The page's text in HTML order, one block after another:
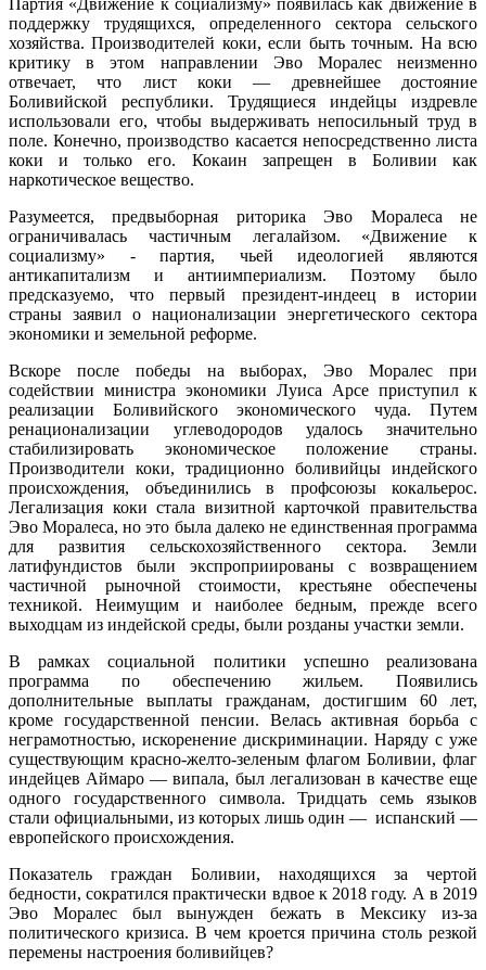
Партия «Движение к социализму» появилась как движение в
поддержку трудящихся, определенного сектора сельского
хозяйства. Производителей коки, если быть точным. На всю
критику в этом направлении Эво Моралес неизменно
отвечает, что лист коки — древнейшее достояние
Боливийской республики. Трудящиеся индейцы издревле
использовали его, чтобы выдерживать непосильный труд в
поле. Конечно, производство касается непосредственно листа
коки и только его. Кокаин запрещен в Боливии как
наркотическое вещество.
Разумеется, предвыборная риторика Эво Моралеса не
ограничивалась частичным легалайзом. «Движение к
социализму» - партия, чьей идеологией являются
антикапитализм и антиимпериализм. Поэтому было
предсказуемо, что первый президент-индеец в истории
страны заявил о национализации энергетического сектора
экономики и земельной реформе.
Вскоре после победы на выборах, Эво Моралес при
содействии министра экономики Луиса Арсе приступил к
реализации Боливийского экономического чуда. Путем
ренационализации углеводородов удалось значительно
стабилизировать экономическое положение страны.
Производители коки, традиционно боливийцы индейского
происхождения, объединились в профсоюзы кокальерос.
Легализация коки стала визитной карточкой правительства
Эво Моралеса, но это была далеко не единственная программа
для развития сельскохозяйственного сектора. Земли
латифундистов были экспроприированы с возвращением
частичной рыночной стоимости, крестьяне обеспечены
техникой. Неимущим и наиболее бедным, прежде всего
выходцам из индейской среды, были розданы участки земли.
В рамках социальной политики успешно реализована
программа по обеспечению жильем. Появились
дополнительные выплаты гражданам, достигшим 60 лет,
кроме государственной пенсии. Велась активная борьба с
неграмотностью, искоренение дискриминации. Наряду с уже
существующим красно-желто-зеленым флагом Боливии, флаг
индейцев Аймаро — випала, был легализован в качестве еще
одного государственного символа. Тридцать семь языков
стали официальными, из которых лишь один — испанский —
европейского происхождения.
Показатель граждан Боливии, находящихся за чертой
бедности, сократился практически вдвое к 2018 году. А в 2019
Эво Моралес был вынужден бежать в Мексику из-за
политического кризиса. В чем кроется причина столь резкой
перемены настроения боливийцев?